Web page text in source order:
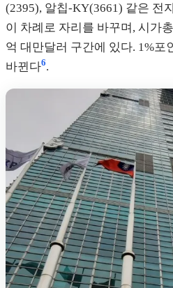
(2395), 알칩-KY(3661) 같은 전
이 차례로 자리를 바꾸며, 시가
억 대만달러 구간에 있다. 1%포
바뀐다6.